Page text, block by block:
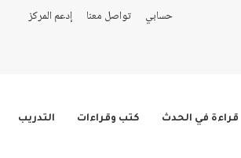
حسابي تواصل معنا إدعم المركز
قراءة في الحدث كتب وقراءات التدريب